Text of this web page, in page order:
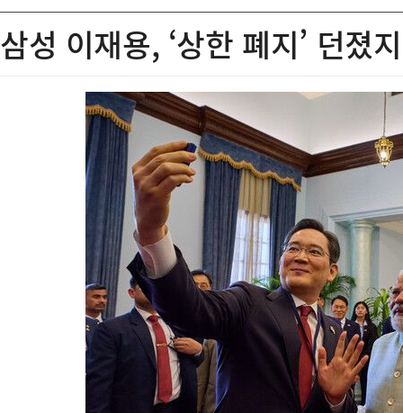
삼성 이재용, ‘상한 폐지’ 던졌